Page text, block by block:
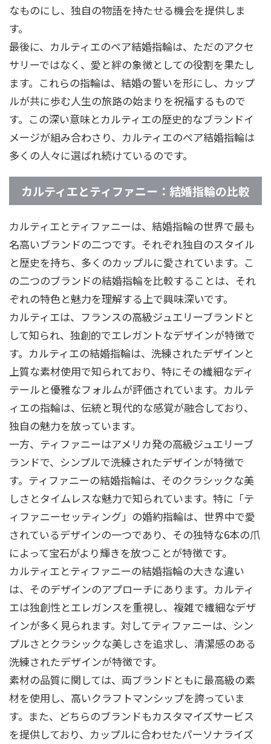
なものにし、独自の物語を持たせる機会を提供しま
す。
最後に、カルティエのペア結婚指輪は、ただのアクセ
サリーではなく、愛と絆の象徴としての役割を果たし
ます。これらの指輪は、結婚の誓いを形にし、カップ
ルが共に歩む人生の旅路の始まりを祝福するもので
す。この深い意味とカルティエの歴史的なブランドイ
メージが組み合わさり、カルティエのペア結婚指輪は
多くの人々に選ばれ続けているのです。
カルティエとティファニー：結婚指輪の比較
カルティエとティファニーは、結婚指輪の世界で最も
名高いブランドの二つです。それぞれ独自のスタイル
と歴史を持ち、多くのカップルに愛されています。こ
の二つのブランドの結婚指輪を比較することは、それ
ぞれの特色と魅力を理解する上で興味深いです。
カルティエは、フランスの高級ジュエリーブランドと
して知られ、独創的でエレガントなデザインが特徴で
す。カルティエの結婚指輪は、洗練されたデザインと
上質な素材使用で知られており、特にその繊細なディ
テールと優雅なフォルムが評価されています。カルテ
ィエの指輪は、伝統と現代的な感覚が融合しており、
独自の魅力を放っています。
一方、ティファニーはアメリカ発の高級ジュエリーブ
ランドで、シンプルで洗練されたデザインが特徴で
す。ティファニーの結婚指輪は、そのクラシックな美
しさとタイムレスな魅力で知られています。特に「テ
ィファニーセッティング」の婚約指輪は、世界中で愛
されているデザインの一つであり、その独特な6本の爪
によって宝石がより輝きを放つことが特徴です。
カルティエとティファニーの結婚指輪の大きな違い
は、そのデザインのアプローチにあります。カルティ
エは独創性とエレガンスを重視し、複雑で繊細なデザ
インが多く見られます。対してティファニーは、シン
プルさとクラシックな美しさを追求し、清潔感のある
洗練されたデザインが特徴です。
素材の品質に関しては、両ブランドともに最高級の素
材を使用し、高いクラフトマンシップを誇っていま
す。また、どちらのブランドもカスタマイズサービス
を提供しており、カップルに合わせたパーソナライズ